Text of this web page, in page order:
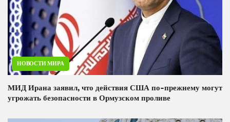
НОВОСТИ МИРА
МИД Ирана заявил, что действия США по-прежнему могут
угрожать безопасности в Ормузском проливе